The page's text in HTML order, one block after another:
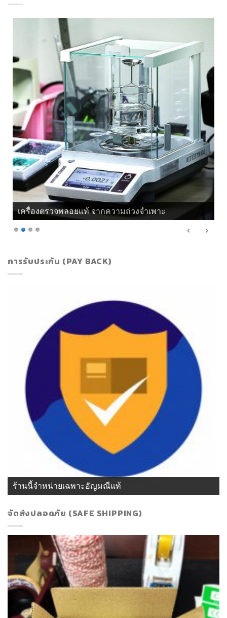
เครื่องตรวจพลอยแท้ จากความถ่วงจำเพาะ
การรับประกัน (PAY BACK)
ร้านนี้จำหน่ายเฉพาะอัญมณีแท้
จัดส่งปลอดภัย (SAFE SHIPPING)